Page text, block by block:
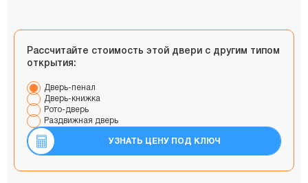
Рассчитайте стоимость этой двери с другим типом
открытия:
Дверь-пенал
Дверь-книжка
Рото-дверь
Раздвижная дверь
УЗНАТЬ ЦЕНУ ПОД КЛЮЧ